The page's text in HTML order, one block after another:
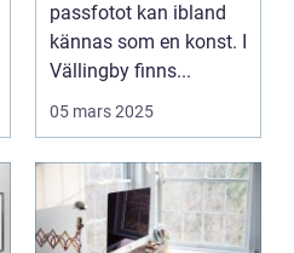
passfotot kan ibland
kännas som en konst. I
Vällingby finns...
05 mars 2025